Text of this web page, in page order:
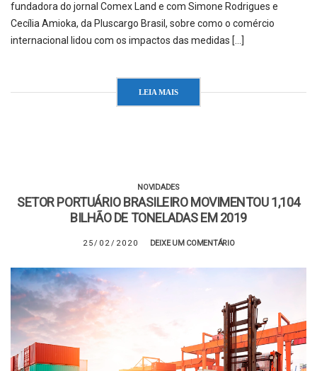
fundadora do jornal Comex Land e com Simone Rodrigues e
Cecília Amioka, da Pluscargo Brasil, sobre como o comércio
internacional lidou com os impactos das medidas […]
LEIA MAIS
NOVIDADES
SETOR PORTUÁRIO BRASILEIRO MOVIMENTOU 1,104
BILHÃO DE TONELADAS EM 2019
25/02/2020 DEIXE UM COMENTÁRIO